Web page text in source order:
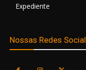
Expediente
Nossas Redes Social